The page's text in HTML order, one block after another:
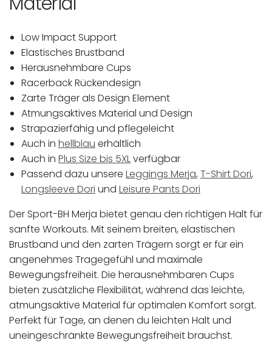
Low Impact Support
Elastisches Brustband
Herausnehmbare Cups
Racerback Rückendesign
Zarte Träger als Design Element
Atmungsaktives Material und Design
Strapazierfähig und pflegeleicht
Auch in hellblau erhältlich
Auch in Plus Size bis 5XLverfügbar
Passend dazu unsere Leggings Merja, T-Shirt Dori,
Longsleeve Dori und Leisure Pants Dori
Der Sport-BH Merja bietet genau den richtigen Halt für
sanfte Workouts. Mit seinem breiten, elastischen
Brustband und den zarten Trägern sorgt er für ein
angenehmes Tragegefühl und maximale
Bewegungsfreiheit. Die herausnehmbaren Cups
bieten zusätzliche Flexibilität, während das leichte,
atmungsaktive Material für optimalen Komfort sorgt.
Perfekt für Tage, an denen du leichten Halt und
uneingeschränkte Bewegungsfreiheit brauchst.